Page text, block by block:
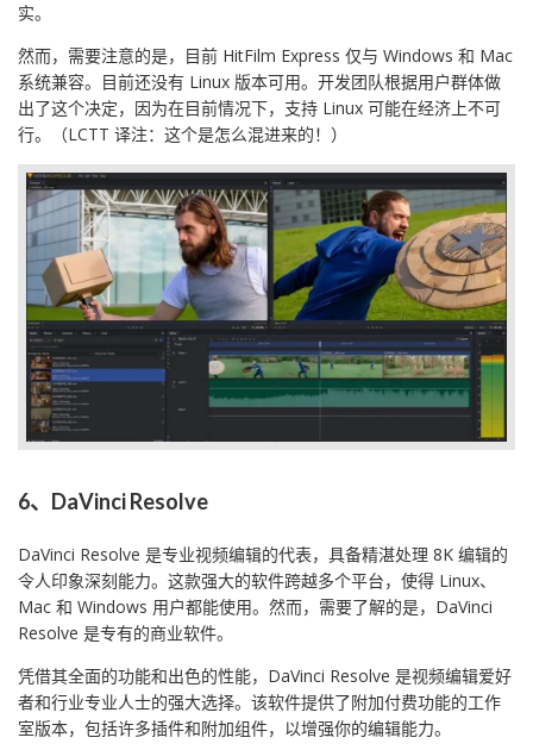
实。
然而，需要注意的是，目前 HitFilm Express 仅与 Windows 和 Mac
系统兼容。目前还没有 Linux 版本可用。开发团队根据用户群体做
出了这个决定，因为在目前情况下，支持 Linux 可能在经济上不可
行。（LCTT 译注：这个是怎么混进来的！）
6、DaVinci Resolve
DaVinci Resolve 是专业视频编辑的代表，具备精湛处理 8K 编辑的
令人印象深刻能力。这款强大的软件跨越多个平台，使得 Linux、
Mac 和 Windows 用户都能使用。然而，需要了解的是，DaVinci
Resolve 是专有的商业软件。
凭借其全面的功能和出色的性能，DaVinci Resolve 是视频编辑爱好
者和行业专业人士的强大选择。该软件提供了附加付费功能的工作
室版本，包括许多插件和附加组件，以增强你的编辑能力。